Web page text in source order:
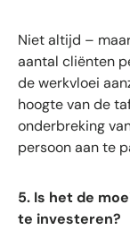
Niet altijd –
aantal cliënten
de werkvloei
hoogte van de
onderbreking
persoon aan te
5. Is het de
te investeren?